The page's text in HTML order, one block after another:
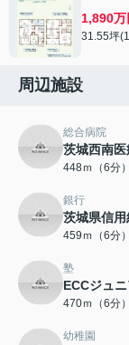
1,890万
31.55坪
周辺施設
総合病院
茨城西南
448ｍ（6分）
銀行
茨城県信
459ｍ（6分）
塾
ECCジュ
470ｍ（6分）
幼稚園